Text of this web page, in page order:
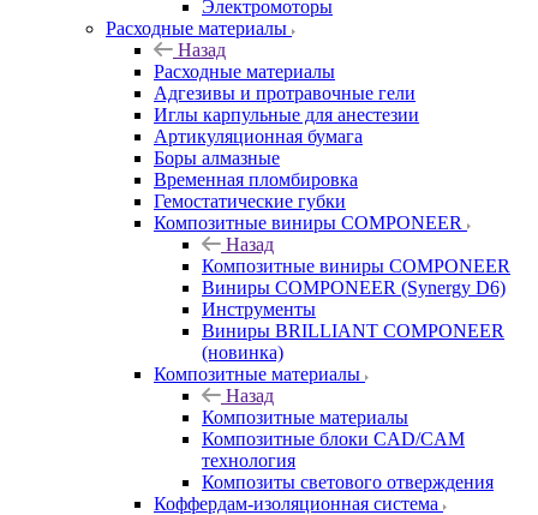
Электромоторы
Расходные материалы
Назад
Расходные материалы
Адгезивы и протравочные гели
Иглы карпульные для анестезии
Артикуляционная бумага
Боры алмазные
Временная пломбировка
Гемостатические губки
Композитные виниры COMPONEER
Назад
Композитные виниры COMPONEER
Виниры COMPONEER (Synergy D6)
Инструменты
Виниры BRILLIANT COMPONEER
(новинка)
Композитные материалы
Назад
Композитные материалы
Композитные блоки CAD/СAM
технология
Композиты светового отверждения
Коффердам-изоляционная система